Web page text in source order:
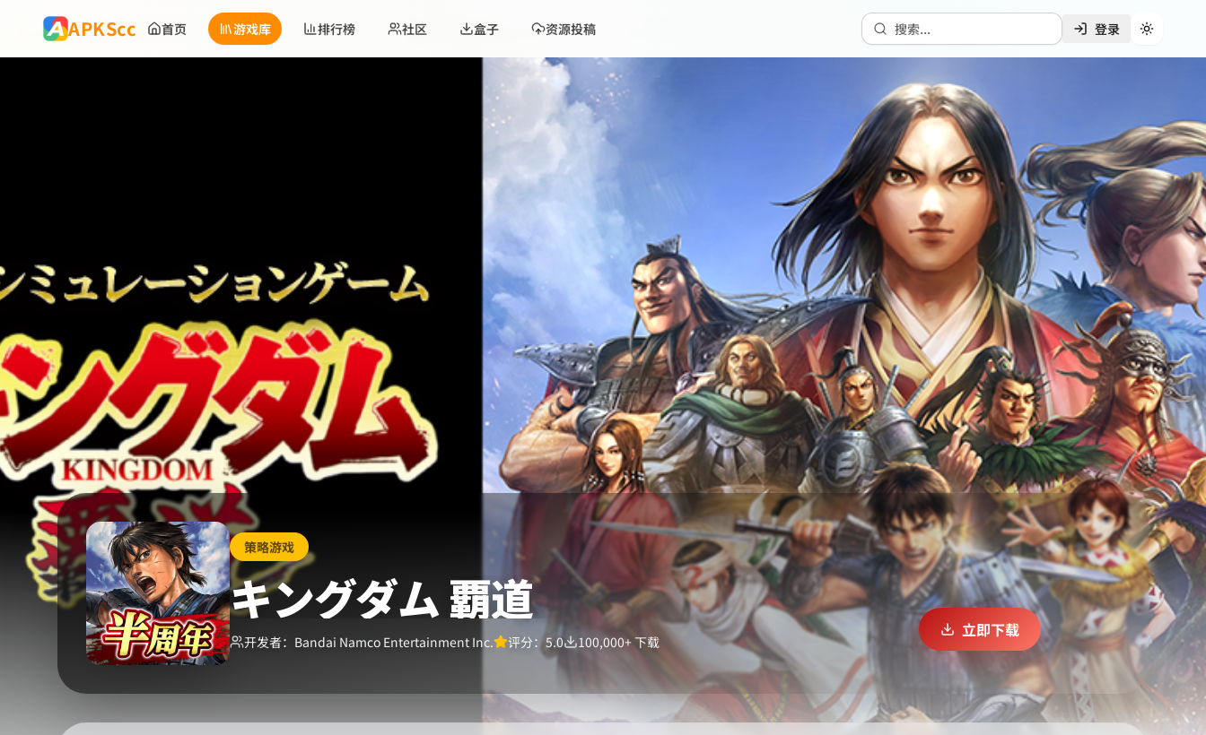
APKScc 首页 游戏库 排行榜 社区 盒子 资源投稿 搜索... 登录 切换主题
策略游戏
キングダム 覇道
开发者： Bandai Namco Entertainment Inc. 评分：5.0 100,000+下载
立即下载